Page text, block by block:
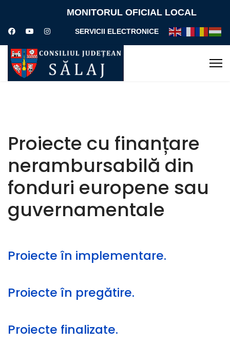
MONITORUL OFICIAL LOCAL
SERVICII ELECTRONICE
Proiecte cu finanțare
nerambursabilă din
fonduri europene sau
guvernamentale
Proiecte în implementare.
Proiecte în pregătire.
Proiecte finalizate.